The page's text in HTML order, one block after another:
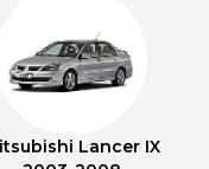
Lancer IX